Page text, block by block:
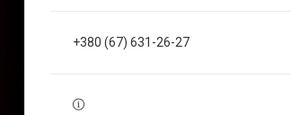
+380 (67) 631-26-27